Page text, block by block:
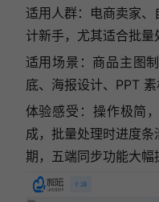
适用人群：电商卖家
计新手，尤其适合批量
适用场景：商品主图
底、海报设计、PPT
体验感受：操作极简
成，批量处理时进度
期，五端同步功能大